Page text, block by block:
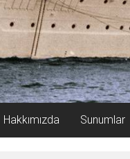
Hakkımızda Sunumlar